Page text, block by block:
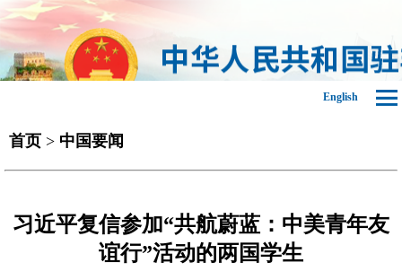
English
首页 > 中国要闻
习近平复信参加“共航蔚蓝：中美青年友
谊行”活动的两国学生